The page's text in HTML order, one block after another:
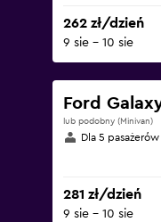
262 zł/dzień
9 sie - 10 sie
Ford
lub podobny (Minivan)
Dla 5 pasażerów
281 zł/dzień
9 sie - 10 sie